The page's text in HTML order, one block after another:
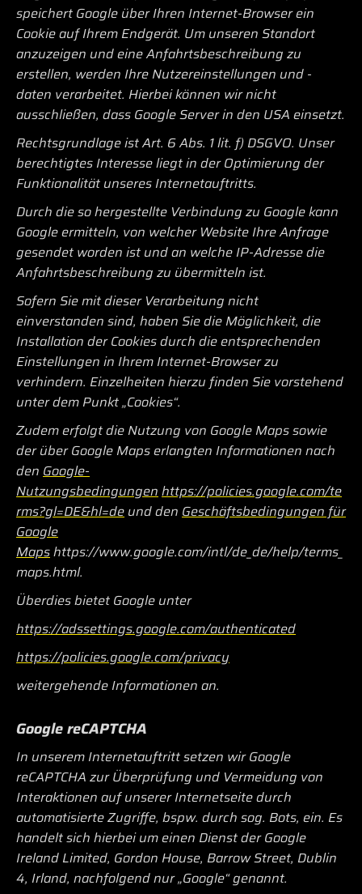
speichert Google über Ihren Internet-Browser ein
Cookie auf Ihrem Endgerät. Um unseren Standort
anzuzeigen und eine Anfahrtsbeschreibung zu
erstellen, werden Ihre Nutzereinstellungen und -
daten verarbeitet. Hierbei können wir nicht
ausschließen, dass Google Server in den USA einsetzt.
Rechtsgrundlage ist Art. 6 Abs. 1 lit. f) DSGVO. Unser
berechtigtes Interesse liegt in der Optimierung der
Funktionalität unseres Internetauftritts.
Durch die so hergestellte Verbindung zu Google kann
Google ermitteln, von welcher Website Ihre Anfrage
gesendet worden ist und an welche IP-Adresse die
Anfahrtsbeschreibung zu übermitteln ist.
Sofern Sie mit dieser Verarbeitung nicht
einverstanden sind, haben Sie die Möglichkeit, die
Installation der Cookies durch die entsprechenden
Einstellungen in Ihrem Internet-Browser zu
verhindern. Einzelheiten hierzu finden Sie vorstehend
unter dem Punkt „Cookies“.
Zudem erfolgt die Nutzung von Google Maps sowie
der über Google Maps erlangten Informationen nach
den Google-
Nutzungsbedingungenhttps://policies.google.com/te
rms?gl=DE&hl=de und den Geschäftsbedingungen für
Google
Mapshttps://www.google.com/intl/de_de/help/terms_
maps.html.
Überdies bietet Google unter
https://adssettings.google.com/authenticated
https://policies.google.com/privacy
weitergehende Informationen an.
Google reCAPTCHA
In unserem Internetauftritt setzen wir Google
reCAPTCHA zur Überprüfung und Vermeidung von
Interaktionen auf unserer Internetseite durch
automatisierte Zugriffe, bspw. durch sog. Bots, ein. Es
handelt sich hierbei um einen Dienst der Google
Ireland Limited, Gordon House, Barrow Street, Dublin
4, Irland, nachfolgend nur „Google“ genannt.